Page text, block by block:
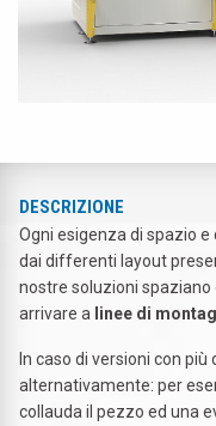
DESCRIZIONE
Ogni esigenza di spazio
dai differenti layout
nostre soluzioni spaziano
arrivare a linee di
In caso di versioni con
alternativamente: per
collauda il pezzo ed una